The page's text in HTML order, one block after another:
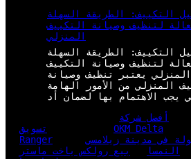
التكييف: الطريقة السهلة
لتنظيف وصيانة التكييف
المنزلي
التكييف: الطريقة السهلة
لتنظيف وصيانة التكييف
المنزلي يعتبر تنظيف وصيانة
المنزلي من الأمور الهامة
أفضل شركة
تسويق
OKM Delta
Ranger
في مدينة زيلامسي
النمسا
بيع رولكس ياخت ماستر